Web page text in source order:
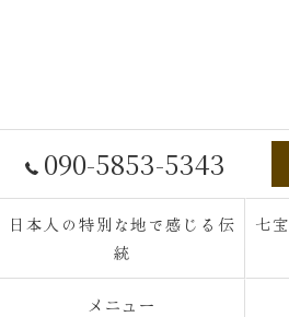
090-5853-5343
日本人の特別な地で感じる伝
統
七
メニュー